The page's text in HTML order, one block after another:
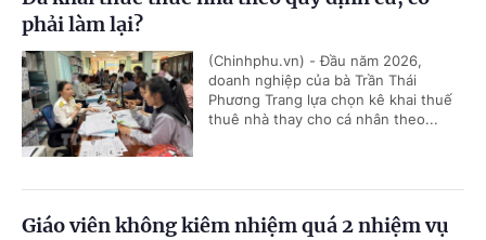
phải làm lại?
(Chinhphu.vn) - Đầu năm 2026,
doanh nghiệp của bà Trần Thái
Phương Trang lựa chọn kê khai thuế
thuê nhà thay cho cá nhân theo...
Giáo viên không kiêm nhiệm quá 2 nhiệm vụ